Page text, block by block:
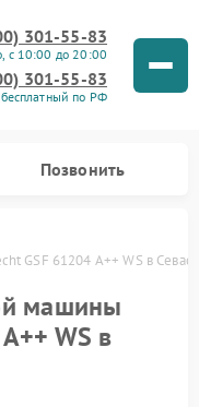
301-55-83
с 10:00 до 20:00
301-55-83
по РФ
Позвонить
GSF 61204 A++ WS в
машины
WS в